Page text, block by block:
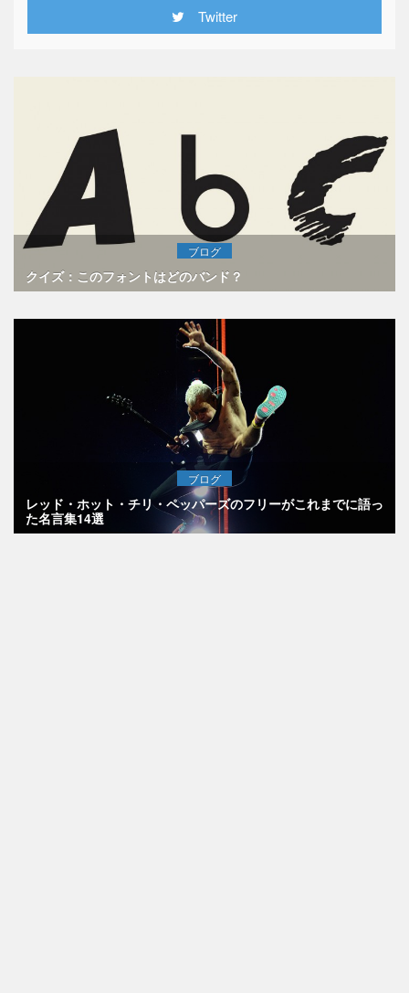
Twitter
ブログ
クイズ：このフォントはどのバンド？
ブログ
レッド・ホット・チリ・ペッパーズのフリーがこれまでに語っ
た名言集14選